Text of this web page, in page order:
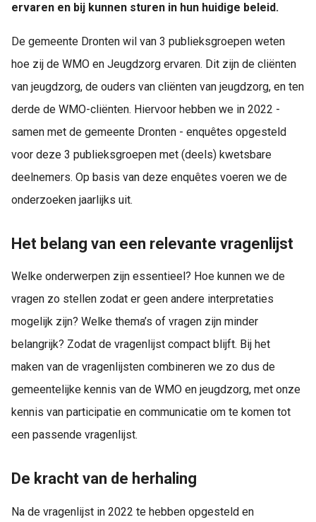
ervaren en bij kunnen sturen in hun huidige beleid.
De gemeente Dronten wil van 3 publieksgroepen weten
hoe zij de WMO en Jeugdzorg ervaren. Dit zijn de cliënten
van jeugdzorg, de ouders van cliënten van jeugdzorg, en ten
derde de WMO-cliënten. Hiervoor hebben we in 2022 -
samen met de gemeente Dronten - enquêtes opgesteld
voor deze 3 publieksgroepen met (deels) kwetsbare
deelnemers. Op basis van deze enquêtes voeren we de
onderzoeken jaarlijks uit.
Het belang van een relevante vragenlijst
Welke onderwerpen zijn essentieel? Hoe kunnen we de
vragen zo stellen zodat er geen andere interpretaties
mogelijk zijn? Welke thema’s of vragen zijn minder
belangrijk? Zodat de vragenlijst compact blijft. Bij het
maken van de vragenlijsten combineren we zo dus de
gemeentelijke kennis van de WMO en jeugdzorg, met onze
kennis van participatie en communicatie om te komen tot
een passende vragenlijst.
De kracht van de herhaling
Na de vragenlijst in 2022 te hebben opgesteld en